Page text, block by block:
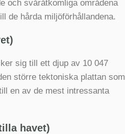
och svåråtkomliga områdena
de hårda miljöförhållandena.
sig till ett djup av 10 047
större tektoniska plattan som
en av de mest intressanta
havet)